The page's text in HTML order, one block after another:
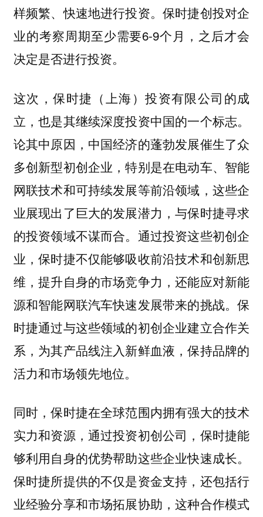
样频繁、快速地进行投资。保时捷创投对企
业的考察周期至少需要6-9个月，之后才会
决定是否进行投资。
这次，保时捷（上海）投资有限公司的成
立，也是其继续深度投资中国的一个标志。
论其中原因，中国经济的蓬勃发展催生了众
多创新型初创企业，特别是在电动车、智能
网联技术和可持续发展等前沿领域，这些企
业展现出了巨大的发展潜力，与保时捷寻求
的投资领域不谋而合。通过投资这些初创企
业，保时捷不仅能够吸收前沿技术和创新思
维，提升自身的市场竞争力，还能应对新能
源和智能网联汽车快速发展带来的挑战。保
时捷通过与这些领域的初创企业建立合作关
系，为其产品线注入新鲜血液，保持品牌的
活力和市场领先地位。
同时，保时捷在全球范围内拥有强大的技术
实力和资源，通过投资初创公司，保时捷能
够利用自身的优势帮助这些企业快速成长。
保时捷所提供的不仅是资金支持，还包括行
业经验分享和市场拓展协助，这种合作模式